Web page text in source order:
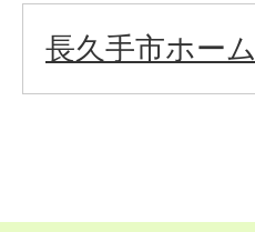
長久手市ホー